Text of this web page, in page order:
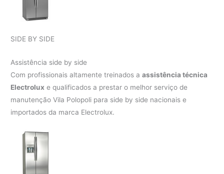
SIDE BY SIDE
Assistência side by side
Com profissionais altamente treinados aassistência técnica
Electrolux e qualificados a prestar o melhor serviço de
manutenção Vila Polopoli para side by side nacionais e
importados da marca Electrolux.